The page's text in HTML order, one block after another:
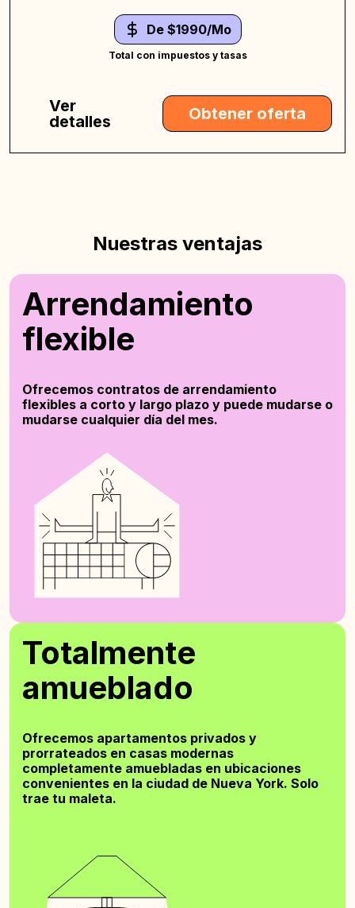
De $1990/Mo
Total con impuestos y tasas
Ver
detalles
Obtener oferta
Nuestras ventajas
Arrendamiento
flexible
Ofrecemos contratos de arrendamiento
flexibles a corto y largo plazo y puede mudarse o
mudarse cualquier día del mes.
Totalmente
amueblado
Ofrecemos apartamentos privados y
prorrateados en casas modernas
completamente amuebladas en ubicaciones
convenientes en la ciudad de Nueva York. Solo
trae tu maleta.